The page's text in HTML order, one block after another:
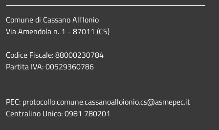
Comune di Cassano All'Ionio
Via Amendola n. 1 - 87011 (CS)
Codice Fiscale: 88000230784
Partita IVA: 00529360786
PEC: protocollo.comune.cassanoalloionio.cs@asmepec.it
Centralino Unico: 0981 780201